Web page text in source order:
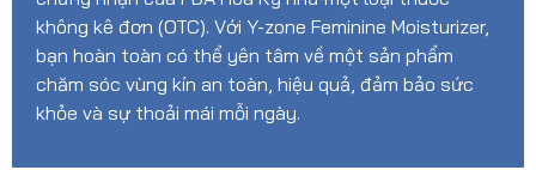
không kê đơn (OTC). Với Y-zone Feminine Moisturizer,
bạn hoàn toàn có thể yên tâm về một sản phẩm
chăm sóc vùng kín an toàn, hiệu quả, đảm bảo sức
khỏe và sự thoải mái mỗi ngày.